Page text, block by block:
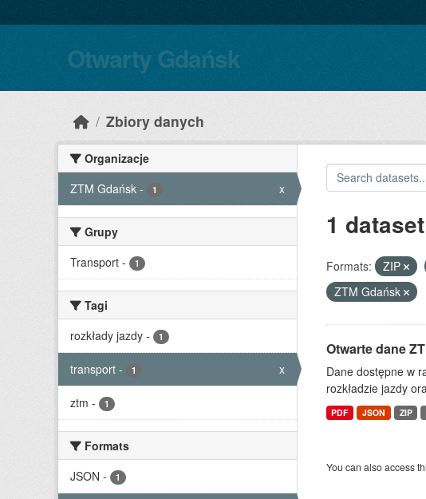
Otwarty Gdańsk
Zbiory danych
Organizacje
ZTM Gdańsk - 1 x
Grupy
Transport - 1
Tagi
rozkłady jazdy - 1
transport - 1 x
ztm - 1
Formats
JSON - 1
1
Formats: ZIP
ZTM Gdańsk
Otwarte dane
Dane dostępne w
rozkładzie jazdy
PDF JSON ZIP
You can also access